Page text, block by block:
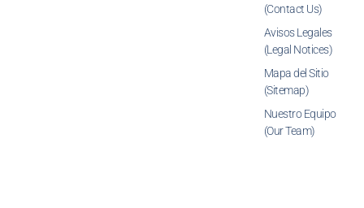
(Contact Us)
Avisos Legales
(Legal Notices)
Mapa del Sitio
(Sitemap)
Nuestro Equipo
(Our Team)